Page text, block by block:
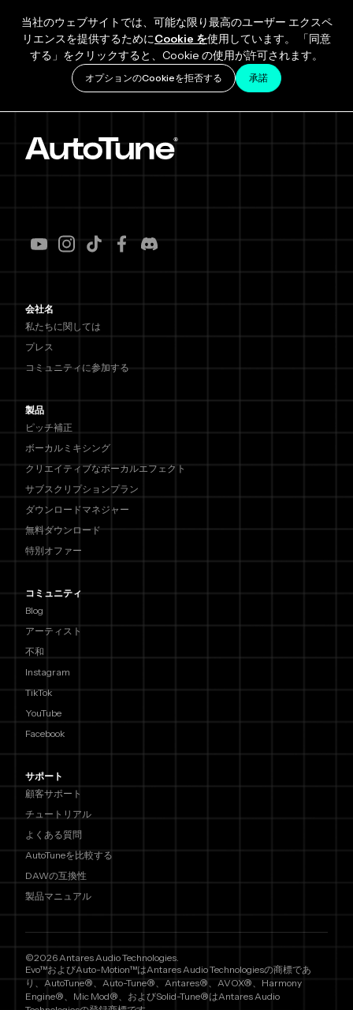
当社のウェブサイトでは、可能な限り最高のユーザー エクスペ
リエンスを提供するためにCookie を使用しています。 「同意
する」をクリックすると、Cookie の使用が許可されます。
オプションのCookieを拒否する 承諾
会社名
私たちに関しては
プレス
コミュニティに参加する
製品
ピッチ補正
ボーカルミキシング
クリエイティブなボーカルエフェクト
サブスクリプションプラン
ダウンロードマネジャー
無料ダウンロード
特別オファー
コミュニティ
Blog
アーティスト
不和
Instagram
TikTok
YouTube
Facebook
サポート
顧客サポート
チュートリアル
よくある質問
AutoTuneを比較する
DAWの互換性
製品マニュアル
©2026 Antares Audio Technologies.
Evo™およびAuto-Motion™はAntares Audio Technologiesの商標であ
り、AutoTune®、Auto-Tune®、Antares®、AVOX®、Harmony
Engine®、Mic Mod®、およびSolid-Tune®はAntares Audio